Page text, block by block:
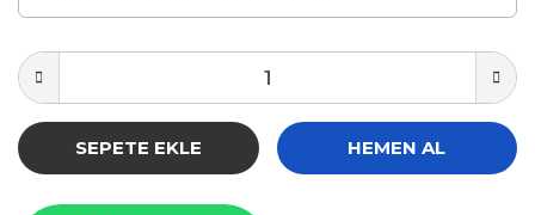
SEPETE EKLE HEMEN AL